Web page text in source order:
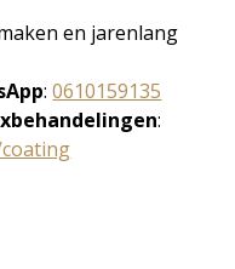
en jarenlang
:0610159135
: